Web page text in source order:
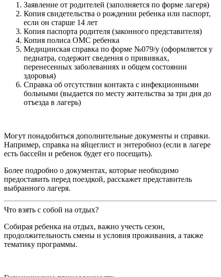
Заявление от родителей (заполняется по форме лагеря)
Копия свидетельства о рождении ребенка или паспорт,
если он старше 14 лет
Копия паспорта родителя (законного представителя)
Копия полиса ОМС ребенка
Медицинская справка по форме №079/у (оформляется у
педиатра, содержит сведения о прививках,
перенесенных заболеваниях и общем состоянии
здоровья)
Справка об отсутствии контакта с инфекционными
больными (выдается по месту жительства за три дня до
отъезда в лагерь)
Могут понадобиться дополнительные документы и справки.
Например, справка на яйцеглист и энтеробиоз (если в лагере
есть бассейн и ребенок будет его посещать).
Более подробно о документах, которые необходимо
предоставить перед поездкой, расскажет представитель
выбранного лагеря.
Что взять с собой на отдых?
Собирая ребенка на отдых, важно учесть сезон,
продолжительность смены и условия проживания, а также
тематику программы.